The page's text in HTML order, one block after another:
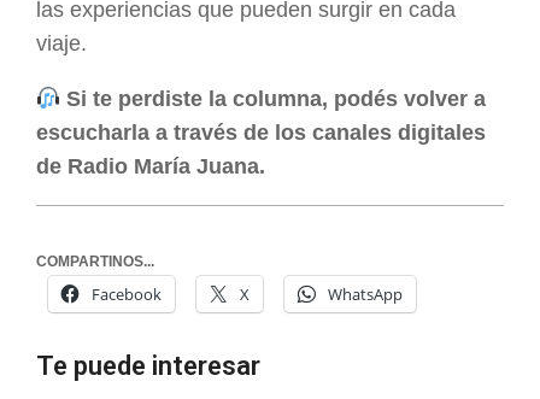
las experiencias que pueden surgir en cada
viaje.
Si te perdiste la columna, podés volver a
escucharla a través de los canales digitales
de Radio María Juana.
COMPARTINOS...
Facebook X WhatsApp
Te puede interesar